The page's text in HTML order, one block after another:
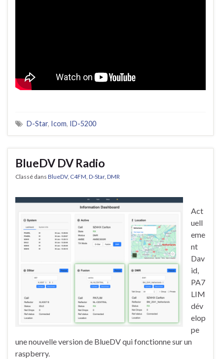
D-Star, Icom, ID-5200
BlueDV DV Radio
Classé dans BlueDV, C4FM, D-Star, DMR
Act
uell
eme
nt
Dav
id,
PA7
LIM
dév
elop
pe
une nouvelle version de BlueDV qui fonctionne sur un
raspberry.